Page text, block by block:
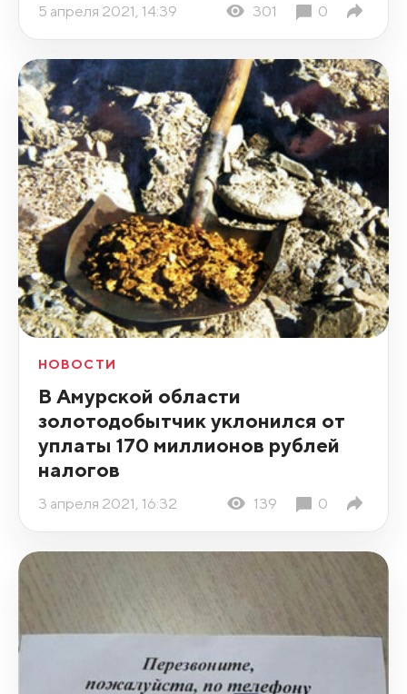
5 апреля 2021, 14:39 301 0
НОВОСТИ
В Амурской области
золотодобытчик уклонился от
уплаты 170 миллионов рублей
налогов
3 апреля 2021, 16:32 139 0